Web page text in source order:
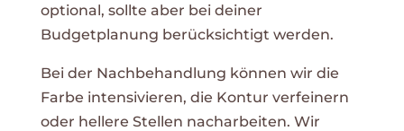
optional, sollte aber bei deiner
Budgetplanung berücksichtigt werden.
Bei der Nachbehandlung können wir die
Farbe intensivieren, die Kontur verfeinern
oder hellere Stellen nacharbeiten. Wir